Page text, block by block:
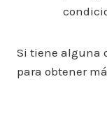
Si tiene alguna
para obtener